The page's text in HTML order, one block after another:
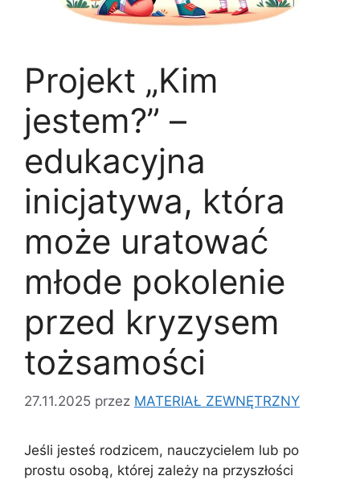
Projekt „Kim
jestem?” –
edukacyjna
inicjatywa, która
może uratować
młode pokolenie
przed kryzysem
tożsamości
27.11.2025 przez MATERIAŁ ZEWNĘTRZNY
Jeśli jesteś rodzicem, nauczycielem lub po
prostu osobą, której zależy na przyszłości